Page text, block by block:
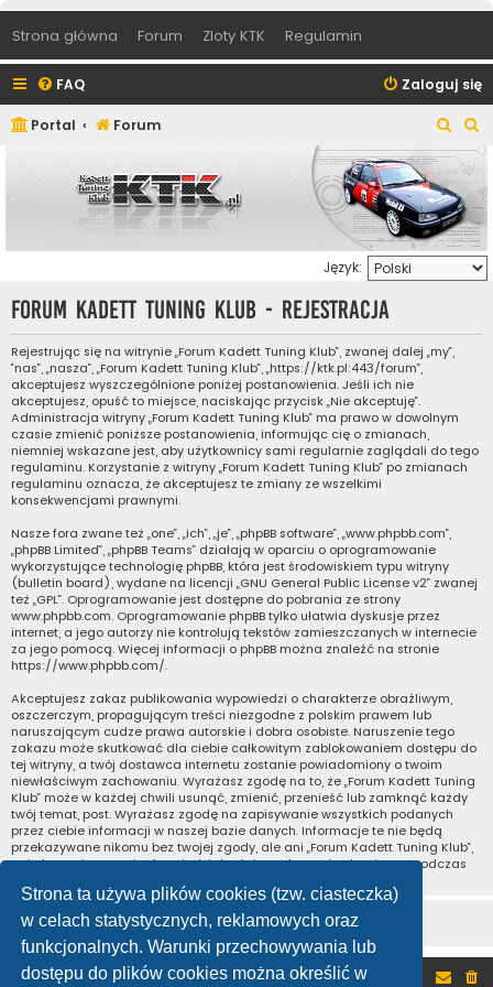
Strona ta używa plików cookies (tzw. ciasteczka)
w celach statystycznych, reklamowych oraz
funkcjonalnych. Warunki przechowywania lub
dostępu do plików cookies można określić w
Strona główna Forum Zloty KTK Regulamin
FAQ Zaloguj się
Portal Forum
z
u
k
j
z
u
k
a
Język:
Forum Kadett Tuning Klub - Rejestracja
Rejestrując się na witrynie „Forum Kadett Tuning Klub”, zwanej dalej „my”,
”nas”, „nasza”, „Forum Kadett Tuning Klub”, „https://ktk.pl:443/forum”,
akceptujesz wyszczególnione poniżej postanowienia. Jeśli ich nie
akceptujesz, opuść to miejsce, naciskając przycisk „Nie akceptuję”.
Administracja witryny „Forum Kadett Tuning Klub” ma prawo w dowolnym
czasie zmienić poniższe postanowienia, informując cię o zmianach,
niemniej wskazane jest, aby użytkownicy sami regularnie zaglądali do tego
regulaminu. Korzystanie z witryny „Forum Kadett Tuning Klub” po zmianach
regulaminu oznacza, że akceptujesz te zmiany ze wszelkimi
konsekwencjami prawnymi.
Nasze fora zwane też „one”, „ich”, „je”, „phpBB software”, „www.phpbb.com”,
„phpBB Limited”, „phpBB Teams” działają w oparciu o oprogramowanie
wykorzystujące technologię phpBB, która jest środowiskiem typu witryny
(bulletin board), wydane na licencji „GNU General Public License v2” zwanej
też „GPL”. Oprogramowanie jest dostępne do pobrania ze strony
www.phpbb.com. Oprogramowanie phpBB tylko ułatwia dyskusje przez
internet, a jego autorzy nie kontrolują tekstów zamieszczanych w internecie
za jego pomocą. Więcej informacji o phpBB można znaleźć na stronie
https://www.phpbb.com/.
Akceptujesz zakaz publikowania wypowiedzi o charakterze obraźliwym,
oszczerczym, propagującym treści niezgodne z polskim prawem lub
naruszającym cudze prawa autorskie i dobra osobiste. Naruszenie tego
zakazu może skutkować dla ciebie całkowitym zablokowaniem dostępu do
tej witryny, a twój dostawca internetu zostanie powiadomiony o twoim
niewłaściwym zachowaniu. Wyrażasz zgodę na to, że „Forum Kadett Tuning
Klub” może w każdej chwili usunąć, zmienić, przenieść lub zamknąć każdy
twój temat, post. Wyrażasz zgodę na zapisywanie wszystkich podanych
przez ciebie informacji w naszej bazie danych. Informacje te nie będą
przekazywane nikomu bez twojej zgody, ale ani „Forum Kadett Tuning Klub”,
ani phpBB nie ponosi odpowiedzialności za włamania do witryny, podczas
Portal Forum